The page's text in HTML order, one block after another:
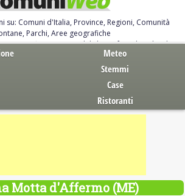
su: Comuni d'Italia, Province, Regioni, Comunità
Parchi, Aree geografiche
Autocertificazione, moduli, leggi, free download
Meteo
Stemmi
Case
Ristoranti
Motta d'Affermo (ME)